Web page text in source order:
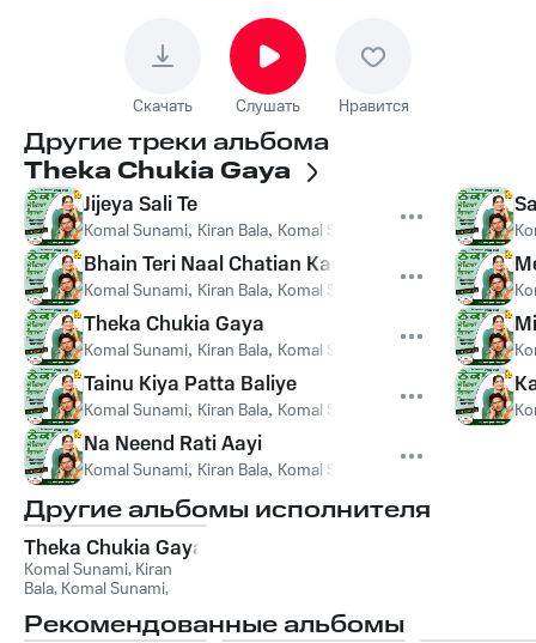
Скачать Слушать Нравится
Другие треки альбома
Theka Chukia Gaya
Jijeya Sali Te
Komal Sunami, Kiran Bala, Komal Sunami, Kiran Bala
Bhain Teri Naal Chatian Kadon Kadavengi
Komal Sunami, Kiran Bala, Komal Sunami, Kiran Bala
Theka Chukia Gaya
Komal Sunami, Kiran Bala, Komal Sunami, Kiran Bala
Tainu Kiya Patta Baliye
Komal Sunami, Kiran Bala, Komal Sunami, Kiran Bala
Na Neend Rati Aayi
Komal Sunami, Kiran Bala, Komal Sunami, Kiran Bala
Другие альбомы исполнителя
Theka Chukia Gaya
Komal Sunami, Kiran
Bala, Komal Sunami,
Рекомендованные альбомы